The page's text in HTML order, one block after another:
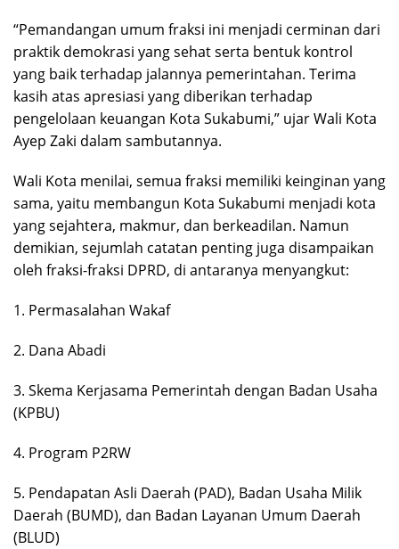
“Pemandangan umum fraksi ini menjadi cerminan dari
praktik demokrasi yang sehat serta bentuk kontrol
yang baik terhadap jalannya pemerintahan. Terima
kasih atas apresiasi yang diberikan terhadap
pengelolaan keuangan Kota Sukabumi,” ujar Wali Kota
Ayep Zaki dalam sambutannya.
Wali Kota menilai, semua fraksi memiliki keinginan yang
sama, yaitu membangun Kota Sukabumi menjadi kota
yang sejahtera, makmur, dan berkeadilan. Namun
demikian, sejumlah catatan penting juga disampaikan
oleh fraksi-fraksi DPRD, di antaranya menyangkut:
1. Permasalahan Wakaf
2. Dana Abadi
3. Skema Kerjasama Pemerintah dengan Badan Usaha
(KPBU)
4. Program P2RW
5. Pendapatan Asli Daerah (PAD), Badan Usaha Milik
Daerah (BUMD), dan Badan Layanan Umum Daerah
(BLUD)